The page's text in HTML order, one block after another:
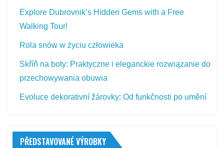
Explore Dubrovnik’s Hidden Gems with a Free
Walking Tour!
Rola snów w życiu człowieka
Skříň na boty: Praktyczne i eleganckie rozwiązanie do
przechowywania obuwia
Evoluce dekorativní žárovky: Od funkčnosti po umění
PŘEDSTAVOVANÉ VÝROBKY